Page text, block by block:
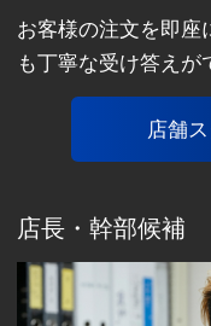
お客様の注文を即座
も丁寧な受け答えが
店舗
店長・幹部候補